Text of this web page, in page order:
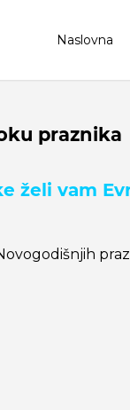
Naslovna
praznika
želi vam